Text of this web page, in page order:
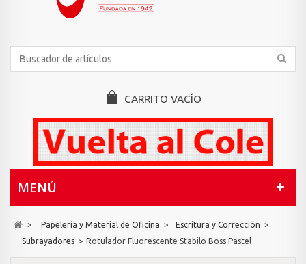
CARRITO VACÍO
MENÚ
> Papelería y Material de Oficina > Escritura y Corrección >
Subrayadores > Rotulador Fluorescente Stabilo Boss Pastel